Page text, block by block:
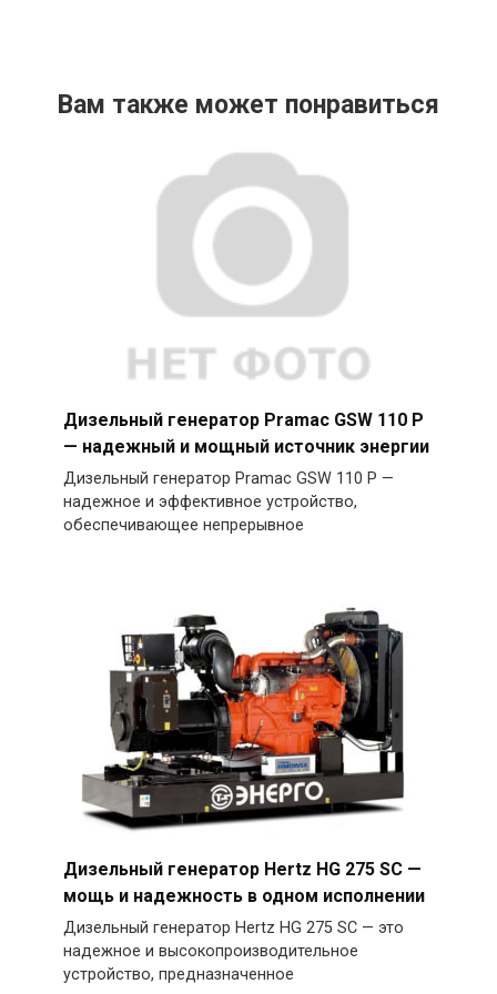
Вам также может понравиться
Дизельный генератор Pramac GSW 110 P
— надежный и мощный источник энергии
Дизельный генератор Pramac GSW 110 P —
надежное и эффективное устройство,
обеспечивающее непрерывное
Дизельный генератор Hertz HG 275 SC —
мощь и надежность в одном исполнении
Дизельный генератор Hertz HG 275 SC — это
надежное и высокопроизводительное
устройство, предназначенное